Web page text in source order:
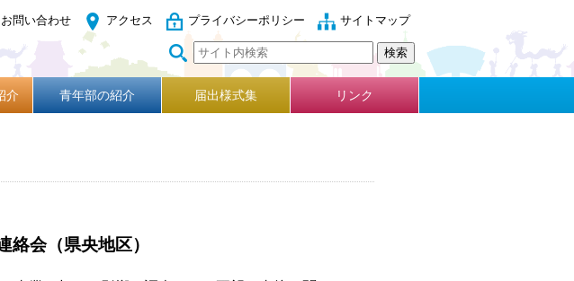
お問い合わせ アクセス プライバシーポリシー サイトマップ
介 青年部の紹介 届出様式集 リンク
絡会（県央地区）